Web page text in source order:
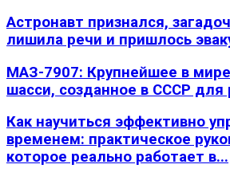
Астронавт признался,
лишила речи и пришлось
МАЗ-7907: Крупнейшее в
шасси, созданное в СССР для
Как научиться эффективно
временем: практическое
которое реально работает в...